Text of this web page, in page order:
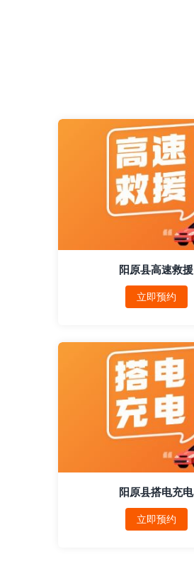
阳原县高速救援
立即预约
阳原县搭电充电
立即预约